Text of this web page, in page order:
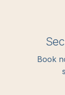
Book